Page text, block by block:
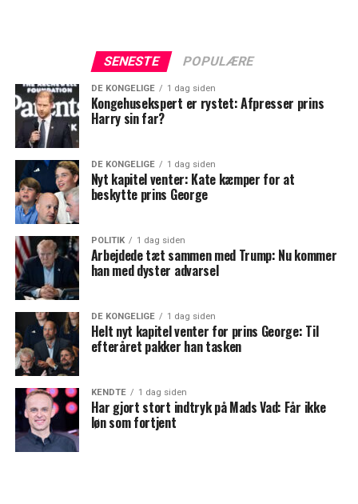
SENESTE POPULÆRE
DE KONGELIGE 1 dag siden
Kongehusekspert er rystet: Afpresser prins
Harry sin far?
DE KONGELIGE 1 dag siden
Nyt kapitel venter: Kate kæmper for at
beskytte prins George
POLITIK 1 dag siden
Arbejdede tæt sammen med Trump: Nu kommer
han med dyster advarsel
DE KONGELIGE 1 dag siden
Helt nyt kapitel venter for prins George: Til
efteråret pakker han tasken
KENDTE 1 dag siden
Har gjort stort indtryk på Mads Vad: Får ikke
løn som fortjent